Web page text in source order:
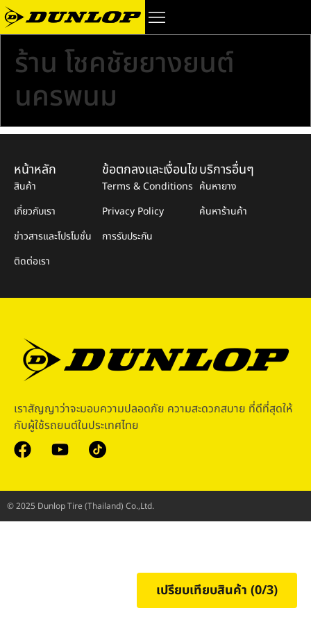
ร้าน โชคชัยยางยนต์
นครพนม
© 2025 Dunlop Tire (Thailand) Co.,Ltd.
เราสัญญาว่าจะมอบความปลอดภัย ความสะดวกสบาย ที่ดีที่สุดให้
กับผู้ใช้รถยนต์ในประเทศไทย
หน้าหลัก
สินค้า
เกี่ยวกับเรา
ข่าวสารและโปรโมชั่น
ติดต่อเรา
ข้อตกลงและเงื่อนไข
Terms & Conditions
Privacy Policy
การรับประกัน
บริการอื่นๆ
ค้นหายาง
ค้นหาร้านค้า
เปรียบเทียบสินค้า (0/3)